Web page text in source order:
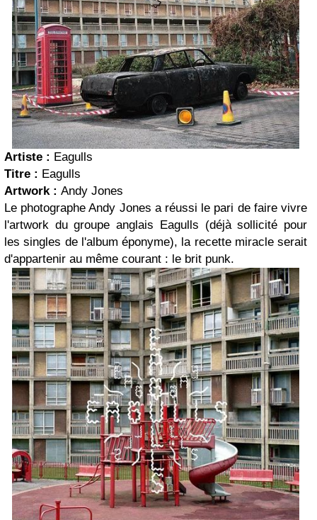
Artiste : Eagulls
Titre : Eagulls
Artwork : Andy Jones
Le photographe Andy Jones a réussi le pari de faire vivre
l'artwork du groupe anglais Eagulls (déjà sollicité pour
les singles de l'album éponyme), la recette miracle serait
d'appartenir au même courant : le brit punk.